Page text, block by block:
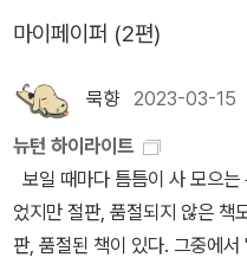
학> <뇌와 마음의 구조> <미
모토지마 세이지 元島栖二 /
박사 모리타 세이조 森田淸三
과 교수, 이학 박사 미우라 히
조교, 이학 박사 다카야스 미
대학원 종합이공학연구과 부교
마이페이퍼 (2편)
묵향2023-03-15
뉴턴 하이라이트
보일 때마다 틈틈이 사 모으
었지만 절판, 품절되지 않은 책
판, 품절된 책이 있다. 그중에